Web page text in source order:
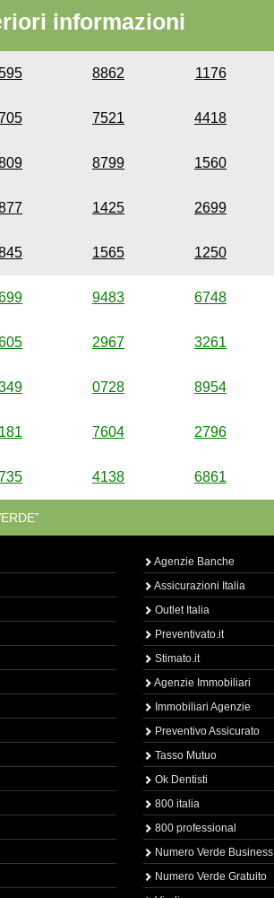
informazioni
8862 1176
7521 4418
8799 1560
1425 2699
1565 1250
9483 6748
2967 3261
0728 8954
7604 2796
4138 6861
Agenzie Banche
Assicurazioni Italia
Outlet Italia
Preventivato.it
Stimato.it
Agenzie Immobiliari
Immobiliari Agenzie
Preventivo Assicurato
Tasso Mutuo
Ok Dentisti
800 italia
800 professional
Numero Verde Business
Numero Verde Gratuito